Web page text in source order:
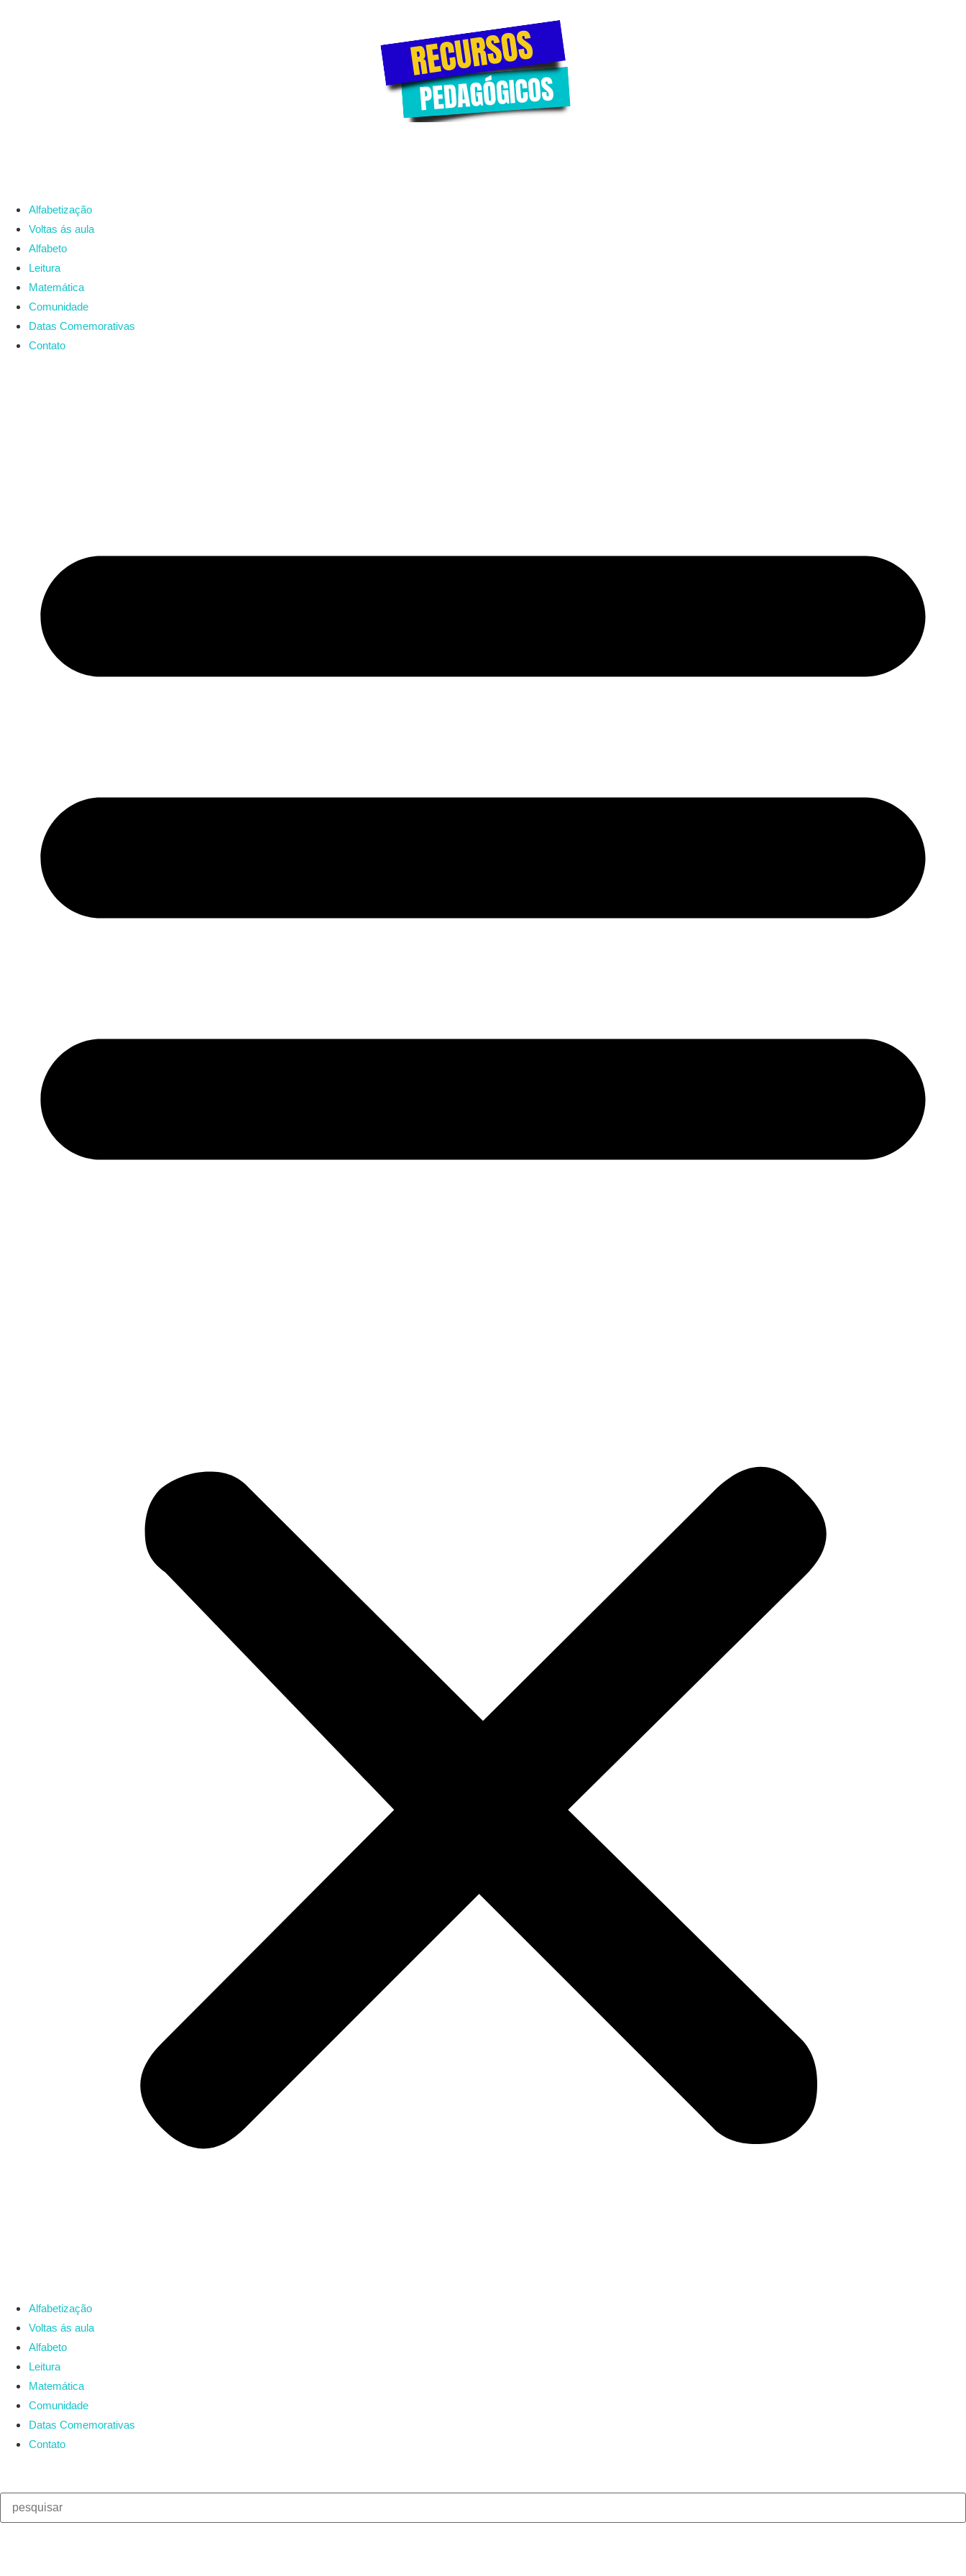
Alfabetização
Voltas ás aula
Alfabeto
Leitura
Matemática
Comunidade
Datas Comemorativas
Contato
Alfabetização
Voltas ás aula
Alfabeto
Leitura
Matemática
Comunidade
Datas Comemorativas
Contato